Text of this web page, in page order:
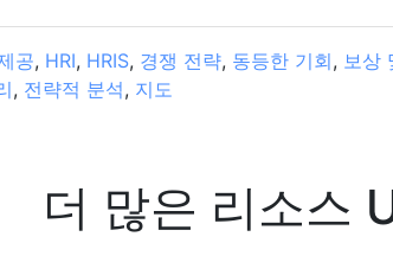
공, HRI, HRIS, 경쟁 전략, 동등한 기회, 보상
, 전략적 분석, 지도
더 많은 리소스